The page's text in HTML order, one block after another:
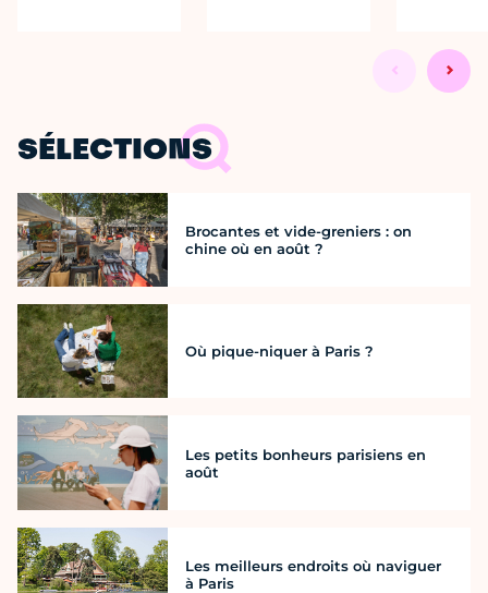
SÉLECTIONS
Brocantes et vide-greniers : on
chine où en août ?
Où pique-niquer à Paris ?
Les petits bonheurs parisiens en
août
Les meilleurs endroits où naviguer
à Paris